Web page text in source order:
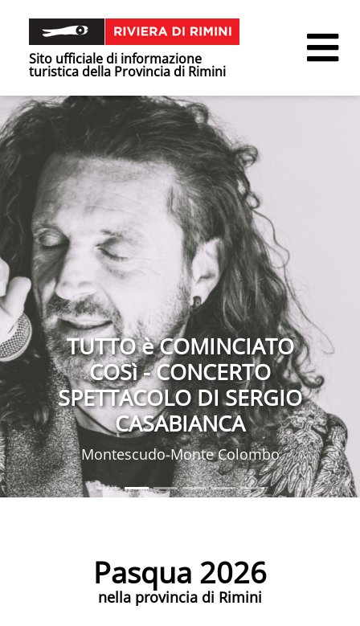
Sito ufficiale di informazione
turistica della Provincia di Rimini
TUTTO è COMINCIATO
COSì - CONCERTO
SPETTACOLO DI SERGIO
CASABIANCA
Montescudo-Monte Colombo
Pasqua 2026
nella provincia di Rimini